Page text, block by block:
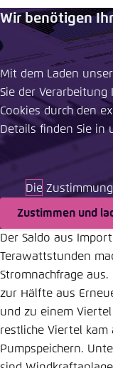
Wir benötigen
Mit dem Laden
Sie der
Cookies durch den
Details finden Sie in
Die
Zustimmen und
Der Saldo aus
Terawattstunden
Stromnachfrage
zur Hälfte aus
und zu einem
restliche Viertel
Pumpspeichern.